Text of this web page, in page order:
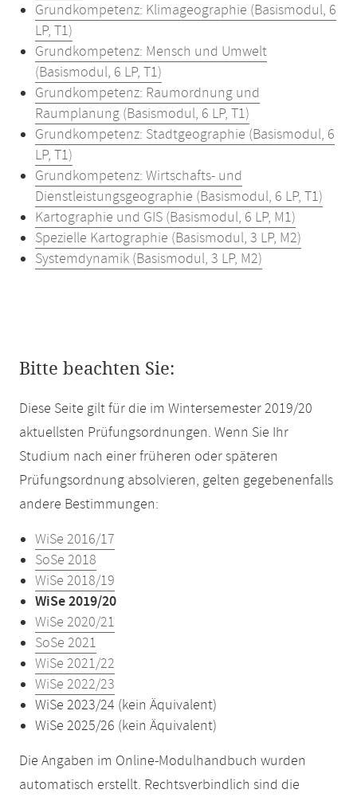
Grundkompetenz: Klimageographie (Basismodul, 6
LP, T1)
Grundkompetenz: Mensch und Umwelt
(Basismodul, 6 LP, T1)
Grundkompetenz: Raumordnung und
Raumplanung (Basismodul, 6 LP, T1)
Grundkompetenz: Stadtgeographie (Basismodul, 6
LP, T1)
Grundkompetenz: Wirtschafts- und
Dienstleistungsgeographie (Basismodul, 6 LP, T1)
Kartographie und GIS (Basismodul, 6 LP, M1)
Spezielle Kartographie (Basismodul, 3 LP, M2)
Systemdynamik (Basismodul, 3 LP, M2)
Bitte beachten Sie:
Diese Seite gilt für die im Wintersemester 2019/20
aktuellsten Prüfungsordnungen. Wenn Sie Ihr
Studium nach einer früheren oder späteren
Prüfungsordnung absolvieren, gelten gegebenenfalls
andere Bestimmungen:
WiSe 2016/17
SoSe 2018
WiSe 2018/19
WiSe 2019/20
WiSe 2020/21
SoSe 2021
WiSe 2021/22
WiSe 2022/23
WiSe 2023/24 (kein Äquivalent)
WiSe 2025/26 (kein Äquivalent)
Die Angaben im Online-Modulhandbuch wurden
automatisch erstellt. Rechtsverbindlich sind die